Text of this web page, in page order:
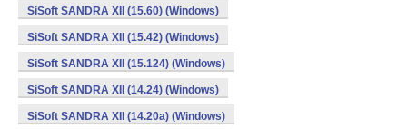
SiSoft SANDRA XII (15.60) (Windows)
SiSoft SANDRA XII (15.42) (Windows)
SiSoft SANDRA XII (15.124) (Windows)
SiSoft SANDRA XII (14.24) (Windows)
SiSoft SANDRA XII (14.20a) (Windows)